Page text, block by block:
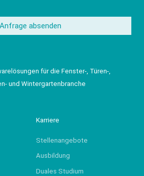
Anfrage absenden
für die Fenster-, Türen-,
und Wintergartenbranche
Karriere
Stellenangebote
Ausbildung
Duales Studium